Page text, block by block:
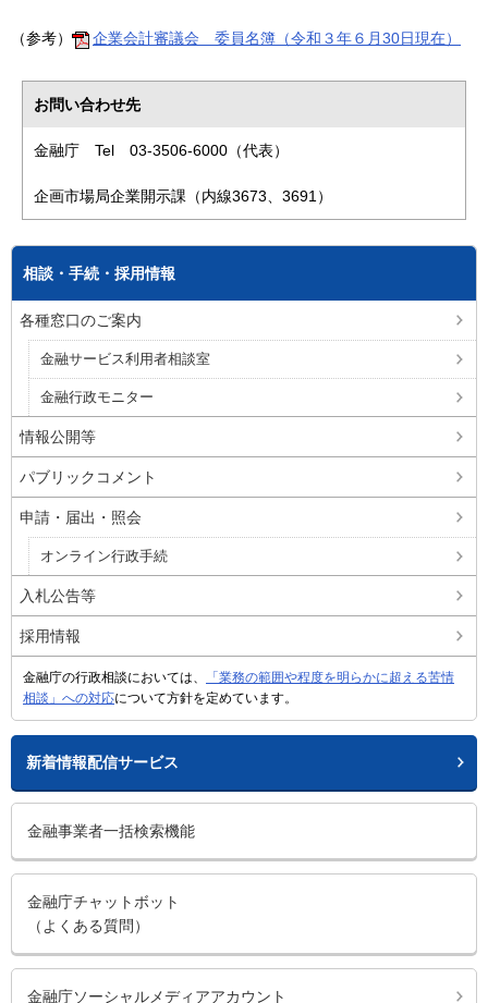
（参考） 企業会計審議会 委員名簿（令和３年６月30日現在）
お問い合わせ先
金融庁 Tel 03-3506-6000（代表）
企画市場局企業開示課（内線3673、3691）
相談・手続・採用情報
各種窓口のご案内
金融サービス利用者相談室
金融行政モニター
情報公開等
パブリックコメント
申請・届出・照会
オンライン行政手続
入札公告等
採用情報
金融庁の行政相談においては、
「業務の範囲や程度を明らかに超える苦情
相談」への対応について方針を定めています。
新着情報配信サービス
金融事業者一括検索機能
金融庁チャットボット
（よくある質問）
金融庁ソーシャルメディアアカウント